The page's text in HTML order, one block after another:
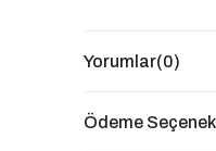
Yorumlar(0)
Ödeme